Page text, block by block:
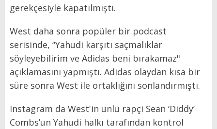
gerekçesiyle kapatılmıştı.
West daha sonra popüler bir podcast
serisinde, ‘‘Yahudi karşıtı saçmalıklar
söyleyebilirim ve Adidas beni bırakamaz"
açıklamasını yapmıştı. Adidas olaydan kısa bir
süre sonra West ile ortaklığını sonlandırmıştı.
Instagram da West'in ünlü rapçi Sean ‘Diddy’
Combs’un Yahudi halkı tarafından kontrol